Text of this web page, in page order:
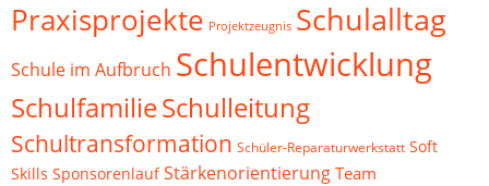
Praxisprojekte Projektzeugnis Schulalltag
Schule im Aufbruch Schulentwicklung
SchulfamilieSchulleitung
Schultransformation Schüler-Reparaturwerkstatt Soft
Skills Sponsorenlauf Stärkenorientierung Team